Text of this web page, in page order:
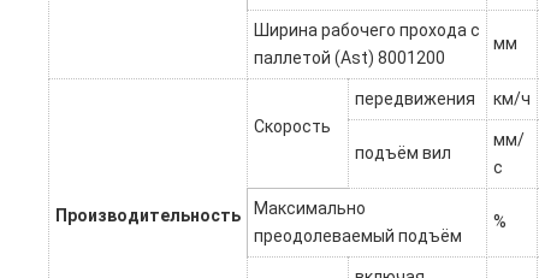
Ширина рабочего прохода с
паллетой (Ast) 8001200
мм
Производительность
Скорость
передвижения км/ч
подъём вил
мм/
с
Максимально
преодолеваемый подъём
%